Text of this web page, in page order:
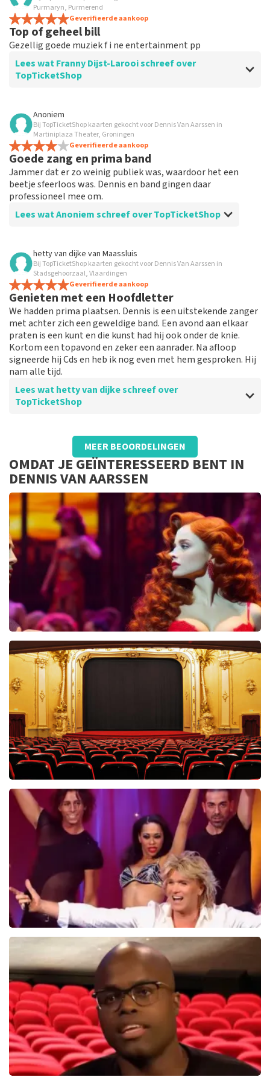
Purmaryn, Purmerend
Geverifieerde aankoop
Top of geheel bill
Gezellig goede muziek f i ne entertainment pp
Lees wat Franny Dijst-Larooi schreef over
TopTicketShop
Beoordeling van Franny Dijst-Larooi over
Goede service
Anoniem
Bij TopTicketShop kaarten gekocht voor Dennis Van Aarssen in
Martiniplaza Theater, Groningen
Geverifieerde aankoop
Goede zang en prima band
Jammer dat er zo weinig publiek was, waardoor het een
beetje sfeerloos was. Dennis en band gingen daar
professioneel mee om.
Lees wat Anoniem schreef over TopTicketShop
Beoordeling van Anoniem over
Goed geregeld
keurig
hetty van dijke van Maassluis
Bij TopTicketShop kaarten gekocht voor Dennis Van Aarssen in
Stadsgehoorzaal, Vlaardingen
Geverifieerde aankoop
Genieten met een Hoofdletter
We hadden prima plaatsen. Dennis is een uitstekende zanger
met achter zich een geweldige band. Een avond aan elkaar
praten is een kunt en die kunst had hij ook onder de knie.
Kortom een topavond en zeker een aanrader. Na afloop
signeerde hij Cds en heb ik nog even met hem gesproken. Hij
nam alle tijd.
Lees wat hetty van dijke schreef over
TopTicketShop
Beoordeling van hetty van dijke overTopTicketShop
Snel en duidelijk
MEER BEOORDELINGEN
OMDAT JE GEÏNTERESSEERD BENT IN
DENNIS VAN AARSSEN
Pretty Woman
BEKIJKEN
Saturday Night Fever
60
BEKIJKEN
Hans Klok
314+ reviews
BEKIJKEN